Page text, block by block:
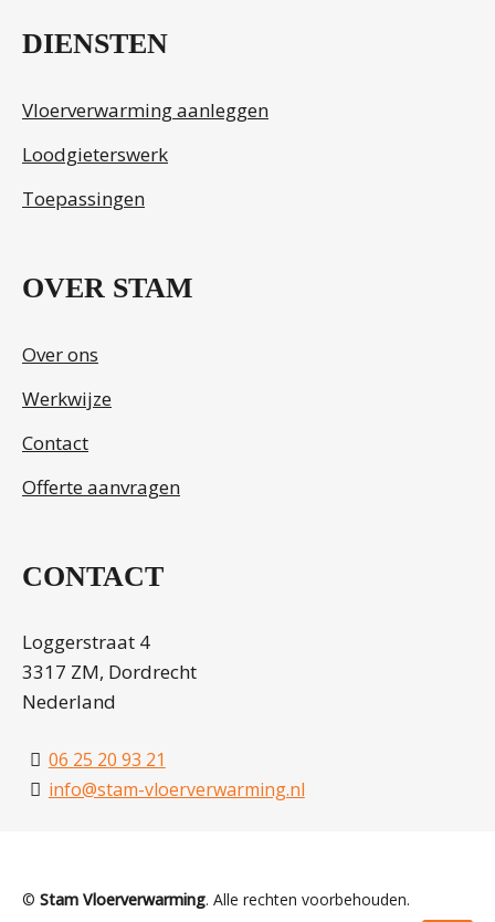
DIENSTEN
Vloerverwarming aanleggen
Loodgieterswerk
Toepassingen
OVER STAM
Over ons
Werkwijze
Contact
Offerte aanvragen
CONTACT
Loggerstraat 4
3317 ZM, Dordrecht
Nederland
06 25 20 93 21
info@stam-vloerverwarming.nl
© Stam Vloerverwarming. Alle rechten voorbehouden.